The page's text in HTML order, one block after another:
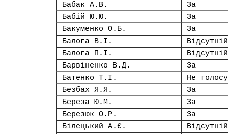
Бабак А.В.
За
Бабій Ю.Ю.
За
Бакуменко О.Б.
За
Балога В.І.
Відсутній
Балога П.І.
Відсутній
Барвіненко В.Д.
За
Батенко Т.І.
Не
Безбах Я.Я.
За
Береза Ю.М.
За
Березюк О.Р.
За
Білецький А.Є.
Відсутній